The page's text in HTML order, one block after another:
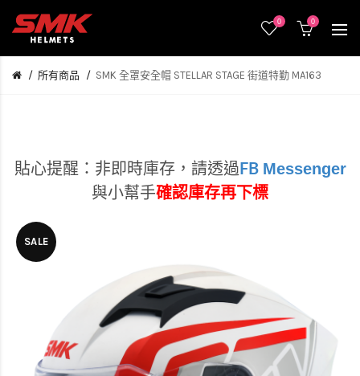
0 0
所有商品 SMK 全罩安全帽 STELLAR STAGE 街道特勤 MA163
貼心提醒：非即時庫存， 請透過 FB Messenger
與小幫手確認庫存再下標
SALE